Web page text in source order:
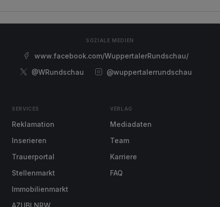
SOZIALE MEDIEN
www.facebook.com/WuppertalerRundschau/
@WRundschau
@wuppertalerrundschau
SERVICES
Reklamation
Inserieren
Trauerportal
Stellenmarkt
Immobilienmarkt
AZUBI NRW
VERLAG
Mediadaten
Team
Karriere
FAQ